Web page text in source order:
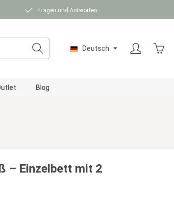
Fragen und Antworten
Deutsch
Blog
– Einzelbett mit 2